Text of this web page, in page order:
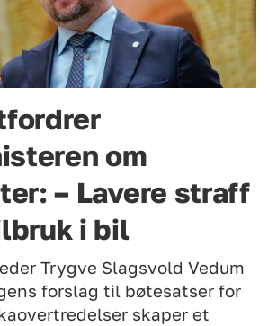
om
– Lavere straff
i bil
Trygve Slagsvold Vedum
forslag til bøtesatser for
skaper et